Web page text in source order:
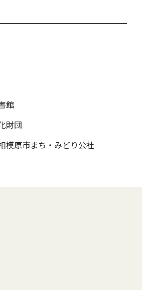
館
財団
模原市まち・みどり公社